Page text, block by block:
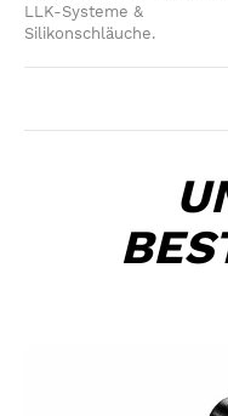
LLK-Systeme &
Silikonschläuche.